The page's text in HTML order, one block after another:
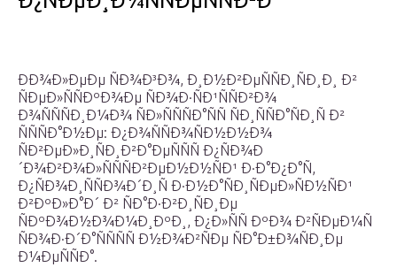
ÐÐ¾Ð»ÐµÐµ ÑÐ¾Ð³Ð¾, Ð¸Ð½Ð²ÐµÑÑÐ¸ÑÐ¸Ð¸ Ð²
ÑÐµÐ»ÑÑÐºÐ¾Ðµ ÑÐ¾Ð·ÑÐ¹ÑÑÐ²Ð¾
Ð¾ÑÑÑÐ¸Ð¼Ð¾ ÑÐ»ÑÑÑÐ°ÑÑ ÑÐ¸ÑÑÐ°ÑÐ¸Ñ Ð²
ÑÑÑÐ°Ð½Ðµ: Ð¿Ð¾ÑÑÐ¾ÑÐ½Ð½Ð¾
ÑÐ²ÐµÐ»Ð¸ÑÐ¸Ð²Ð°ÐµÑÑÑ Ð¿ÑÐ¾Ð
´Ð¾Ð²Ð¾Ð»ÑÑÑÐ²ÐµÐ½Ð½ÑÐ¹ Ð·Ð°Ð¿Ð°Ñ,
Ð¿ÑÐ¾Ð¸ÑÑÐ¾Ð´Ð¸Ñ Ð·Ð½Ð°ÑÐ¸ÑÐµÐ»ÑÐ½ÑÐ¹
Ð²ÐºÐ»Ð°Ð´ Ð² ÑÐ°Ð·Ð²Ð¸ÑÐ¸Ðµ
ÑÐºÐ¾Ð½Ð¾Ð¼Ð¸ÐºÐ¸, Ð¿Ð»ÑÑ ÐºÐ¾ Ð²ÑÐµÐ¼Ñ
ÑÐ¾Ð·Ð´Ð°ÑÑÑÑ Ð½Ð¾Ð²ÑÐµ ÑÐ°Ð±Ð¾ÑÐ¸Ðµ
Ð¼ÐµÑÑÐ°.